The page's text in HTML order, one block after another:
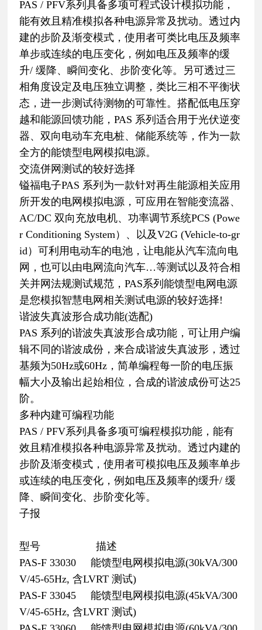
PAS / PFV系列具备多项可程式设计模拟功能，
能有效且精准模拟各种电源异常及扰动。透过内
建的步阶及渐变模式，使用者可类比电压及频率
单步或连续的电压变化，例如电压及频率的缓
升/ 缓降、瞬间变化、步阶变化等。另可透过三
相角度设定及电压独立调整，类比三相不平衡状
态，进一步测试待测物的可靠性。搭配低电压穿
越和能源回馈功能，PAS 系列适合用于光伏逆变
器、双向电动车充电桩、储能系统等，作为一款
全方的能馈型电网模拟电源。
交流併网测试的较好选择
镒福电子PAS 系列为一款针对再生能源相关应用
所开发的电网模拟电源，可应用在智能变流器、
AC/DC 双向充放电机、功率调节系统PCS (Powe
r Conditioning System）、以及V2G (Vehicle-to-gr
id）可利用电动车的电池，让电能从汽车流向电
网，也可以由电网流向汽车…等测试以及符合相
关并网法规测试规范，PAS系列能馈型电网电源
是您模拟智慧电网相关测试电源的较好选择!
谐波失真波形合成功能(选配)
PAS 系列的谐波失真波形合成功能，可让用户编
辑不同的谐波成份，来合成谐波失真波形，透过
基频为50Hz或60Hz，简单编程每一阶的电压振
幅大小及输出起始相位，合成的谐波成份可达25
阶。
多种内建可编程功能
PAS / PFV系列具备多项可编程模拟功能，能有
效且精准模拟各种电源异常及扰动。透过内建的
步阶及渐变模式，使用者可模拟电压及频率单步
或连续的电压变化，例如电压及频率的缓升/ 缓
降、瞬间变化、步阶变化等。
子报
型号 描述
PAS-F 33030 能馈型电网模拟电源(30kVA/300
V/45-65Hz, 含LVRT 测试)
PAS-F 33045 能馈型电网模拟电源(45kVA/300
V/45-65Hz, 含LVRT 测试)